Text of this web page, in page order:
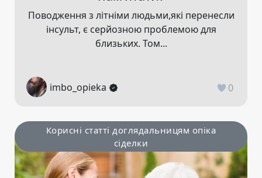
Поводження з літніми людьми,які перенесли
інсульт, є серйозною проблемою для
близьких. Том...
imbo_opieka 0
Корисні статті доглядальницям опіка
сіделки